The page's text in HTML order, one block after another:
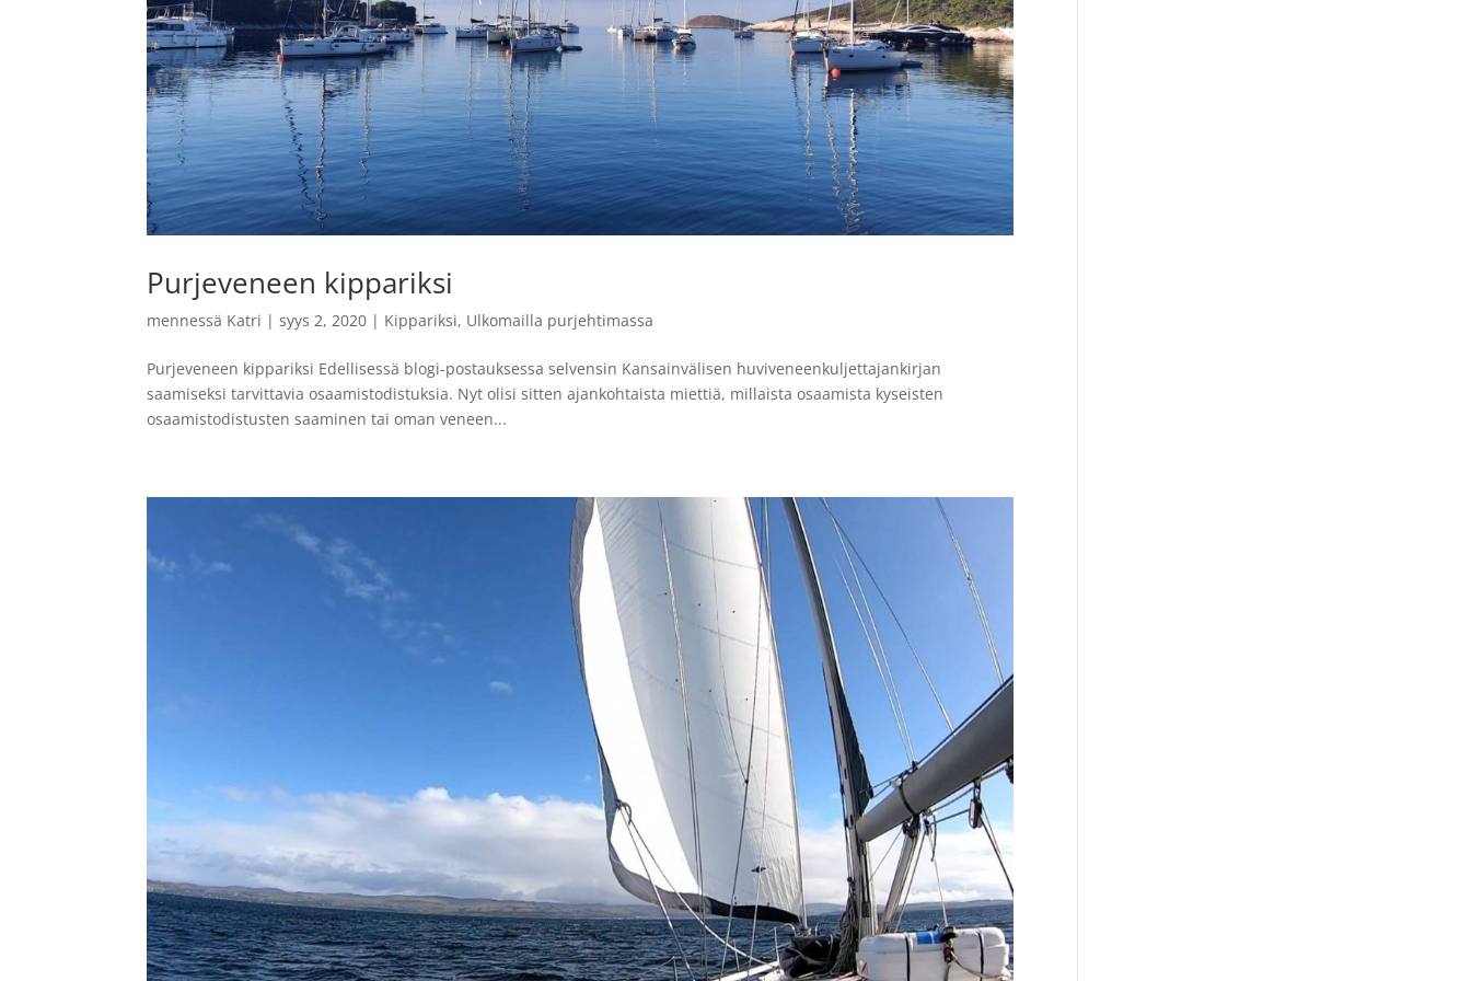
Purjeveneen kippariksi
mennessä Katri |syys 2, 2020 | Kippariksi, Ulkomailla purjehtimassa
Purjeveneen kippariksi Edellisessä blogi-postauksessa selvensin Kansainvälisen huviveneenkuljettajankirjan
saamiseksi tarvittavia osaamistodistuksia. Nyt olisi sitten ajankohtaista miettiä, millaista osaamista kyseisten
osaamistodistusten saaminen tai oman veneen...